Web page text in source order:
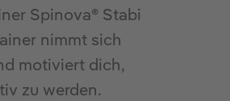
Spinova® Stabi
nimmt sich
motiviert dich,
zu werden.